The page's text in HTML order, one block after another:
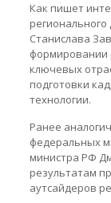
Как пишет
Станислава
формировании
ключевых
подготовки
технологии.
Ранее
федеральных
министра РФ
результатам
аутсайдеров